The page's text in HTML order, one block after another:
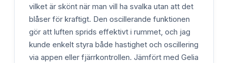
vilket är skönt när man vill ha svalka utan att det
blåser för kraftigt. Den oscillerande funktionen
gör att luften sprids effektivt i rummet, och jag
kunde enkelt styra både hastighet och oscillering
via appen eller fjärrkontrollen. Jämfört med Gelia